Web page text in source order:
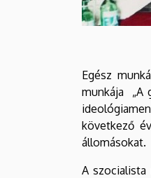
Egész
munkája „A
következő
állomásokat.
A szocialista